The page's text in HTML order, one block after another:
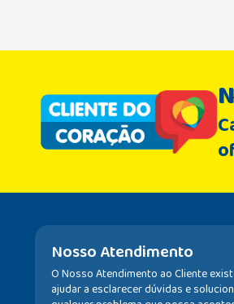
Nosso Atendimento
O Nosso Atendimento ao Cliente
ajudar a esclarecer dúvidas e